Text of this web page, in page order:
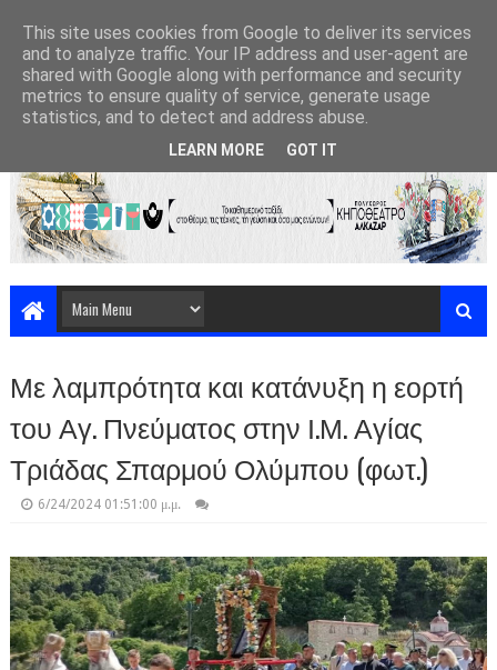
Με λαμπρότητα και κατάνυξη η εορτή
του Αγ. Πνεύματος στην Ι.Μ. Αγίας
Τριάδας Σπαρμού Ολύμπου (φωτ.)
6/24/2024 01:51:00 μ.μ.
This site uses cookies from Google to deliver its services
and to analyze traffic. Your IP address and user-agent are
shared with Google along with performance and security
metrics to ensure quality of service, generate usage
statistics, and to detect and address abuse.
LEARN MORE GOT IT